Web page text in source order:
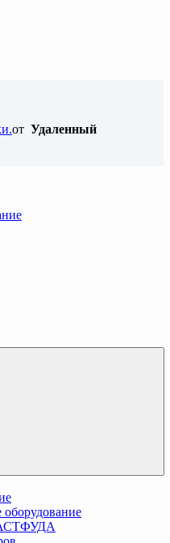
от Удаленный
оборудование